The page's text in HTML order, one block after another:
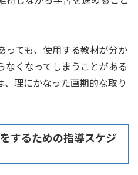
っても、使用する教材が分か
なくなってしまうことがある
理にかなった画期的な取り
するための指導スケジ